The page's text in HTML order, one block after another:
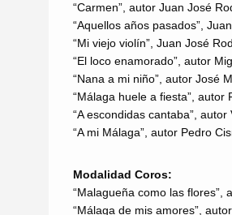
“Carmen”, autor Juan José
“Aquellos años pasados”,
“Mi viejo violín”, Juan José
“El loco enamorado”, autor
“Nana a mi niño”, autor José
“Málaga huele a fiesta”,
“A escondidas cantaba”,
“A mi Málaga”, autor Pedro
Modalidad Coros:
“Malagueña como las
“Málaga de mis amores”,